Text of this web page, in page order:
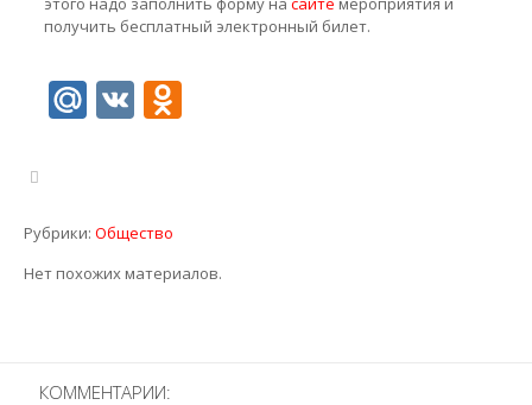
получить бесплатный электронный билет.
Mail.Ru
VKOdnoklassniki
Рубрики: Общество
Нет похожих материалов.
КОММЕНТАРИИ: